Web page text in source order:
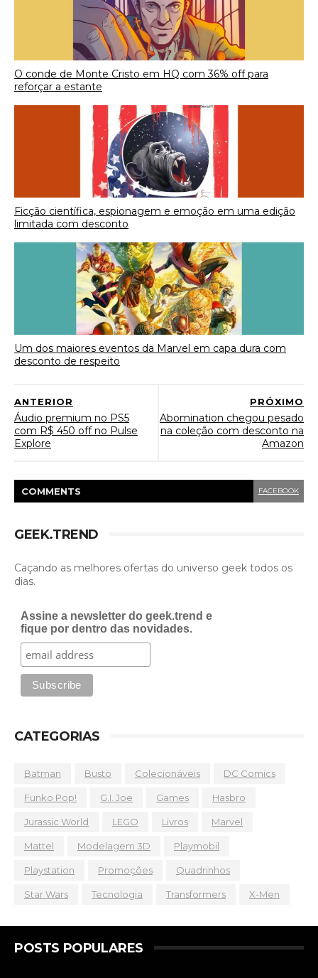
O conde de Monte Cristo em HQ com 36% off para
reforçar a estante
Ficção científica, espionagem e emoção em uma edição
limitada com desconto
Um dos maiores eventos da Marvel em capa dura com
desconto de respeito
PRÓXIMO
Abomination chegou pesado
na coleção com desconto na
Amazon
ANTERIOR
Áudio premium no PS5
com R$ 450 off no Pulse
Explore
COMMENTS FACEBOOK
GEEK.TREND
Caçando as melhores ofertas do universo geek todos os
dias.
Assine a newsletter do geek.trend e
fique por dentro das novidades.
CATEGORIAS
Batman Busto Colecionáveis DC Comics
Funko Pop! G.I. Joe Games Hasbro
Jurassic World LEGO Livros Marvel
Mattel Modelagem 3D Playmobil
Playstation Promoções Quadrinhos
Star Wars Tecnologia Transformers X-Men
POSTS POPULARES